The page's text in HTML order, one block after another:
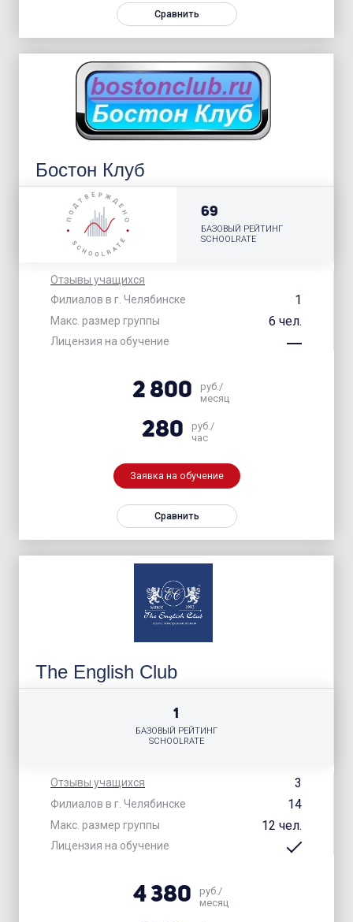
Сравнить
Бостон Клуб
Отзывы учащихся
Филиалов в г. Челябинске
1
Макс. размер группы 6 чел.
Лицензия на обучение
69
БАЗОВЫЙ РЕЙТИНГ
SCHOOLRATE
2 800
руб./
месяц
280
руб./
час
Заявка на обучение
Сравнить
The English Club
Отзывы учащихся 3
Филиалов в г. Челябинске 14
Макс. размер группы 12 чел.
Лицензия на обучение
1
БАЗОВЫЙ РЕЙТИНГ
SCHOOLRATE
4 380
руб./
месяц